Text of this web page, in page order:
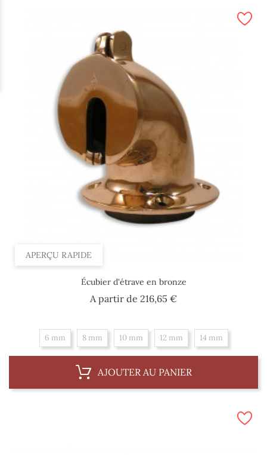
APERÇU RAPIDE
Écubier d'étrave en bronze
A partir de 216,65 €Prix
6 mm 8 mm 10 mm 12 mm 14 mm
AJOUTER AU PANIER